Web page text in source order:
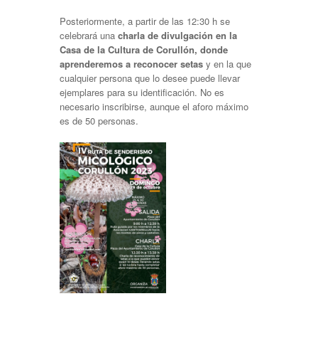
Posteriormente, a partir de las 12:30 h se
celebrará una charla de divulgación en la
Casa de la Cultura de Corullón, donde
aprenderemos a reconocer setas y en la que
cualquier persona que lo desee puede llevar
ejemplares para su identificación. No es
necesario inscribirse, aunque el aforo máximo
es de 50 personas.